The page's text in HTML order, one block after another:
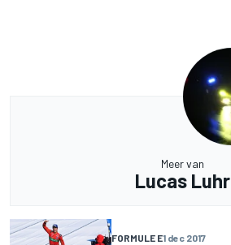
Meer van
Lucas Luhr
FORMULE E1 dec 2017